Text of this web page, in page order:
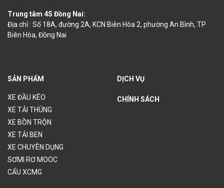
Trung tâm 4S Đồng Nai:
Địa chỉ : Số 18A, đường 2A, KCN Biên Hòa 2, phường An Bình, TP
Biên Hòa, Đồng Nai
SẢN PHẨM
XE ĐẦU KÉO
XE TẢI THÙNG
XE BỒN TRỘN
XE TẢI BEN
XE CHUYÊN DỤNG
SƠMI RƠ MOOC
CẨU XCMG
DỊCH VỤ
CHÍNH SÁCH